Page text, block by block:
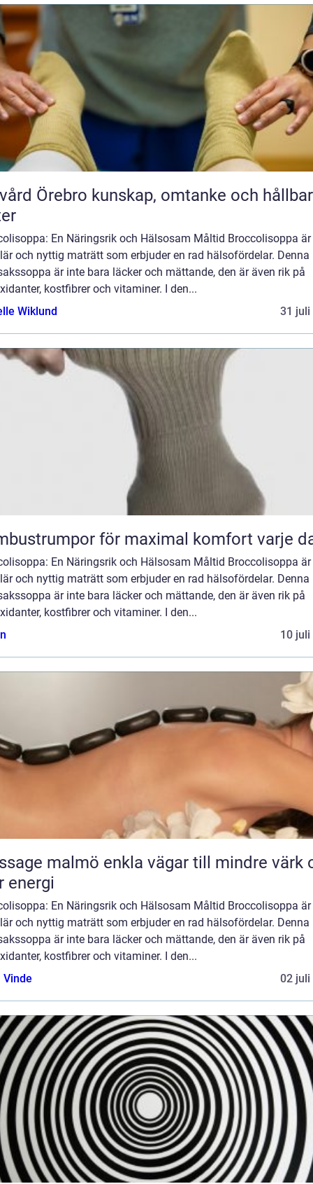
kunskap, omtanke och hållbara
En Näringsrik och Hälsosam Måltid Broccolisoppa är
och nyttig maträtt som erbjuder en rad hälsofördelar. Denna
är inte bara läcker och mättande, den är även rik på
kostfibrer och vitaminer. I den...
Wiklund
31 juli
för maximal komfort varje
En Näringsrik och Hälsosam Måltid Broccolisoppa är
och nyttig maträtt som erbjuder en rad hälsofördelar. Denna
är inte bara läcker och mättande, den är även rik på
kostfibrer och vitaminer. I den...
10 juli
enkla vägar till mindre värk och
energi
En Näringsrik och Hälsosam Måltid Broccolisoppa är
och nyttig maträtt som erbjuder en rad hälsofördelar. Denna
är inte bara läcker och mättande, den är även rik på
kostfibrer och vitaminer. I den...
Vinde
02 juli